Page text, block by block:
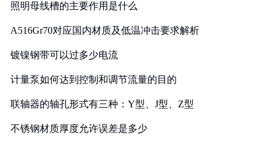
照明母线槽的主要作用是什么
A516Gr70对应国内材质及低温冲击要求解析
镀镍钢带可以过多少电流
计量泵如何达到控制和调节流量的目的
联轴器的轴孔形式有三种：Y型、J型、Z型
不锈钢材质厚度允许误差是多少